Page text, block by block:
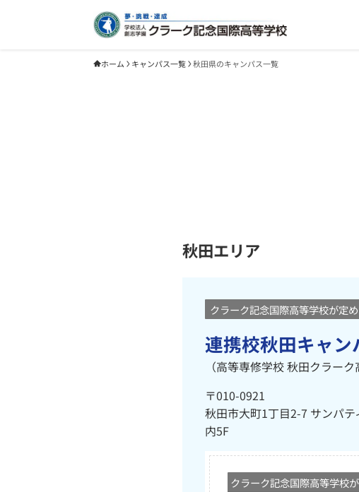
ホーム キャンパス一覧 秋田県のキャンパス一覧
秋田エリア
クラーク記念国際高等学校が定
連携校秋田キャン
（高等専修学校 秋田クラーク
〒010-0921
秋田市大町1丁目2-7 サンパテ
内5F
クラーク記念国際高等学校